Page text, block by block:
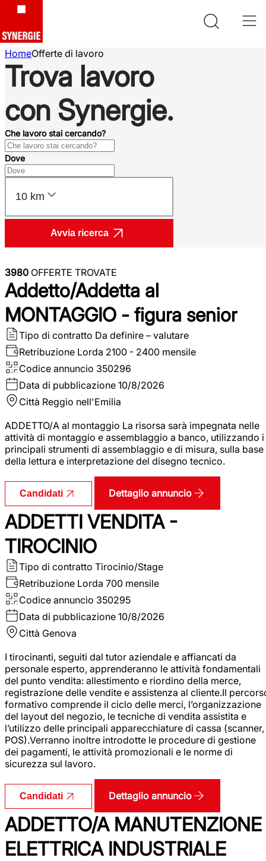
HomeOfferte di lavoro
Trova lavoro
con Synergie.
Che lavoro stai cercando?
Dove
10 km
Avvia ricerca
3980 OFFERTE TROVATE
Addetto/Addetta al
MONTAGGIO - figura senior
Tipo di contratto Da definire – valutare
Retribuzione Lorda 2100 - 2400 mensile
Codice annuncio 350296
Data di pubblicazione 10/8/2026
Città Reggio nell'Emilia
ADDETTO/A al montaggio La risorsa sarà impegnata nelle
attività di montaggio e assemblaggio a banco, utilizzando i
principali strumenti di assemblaggio e di misura, sulla base
della lettura e interpretazione del disegno tecnico.
Candidati Dettaglio annuncio
ADDETTI VENDITA -
TIROCINIO
Tipo di contratto Tirocinio/Stage
Retribuzione Lorda 700 mensile
Codice annuncio 350295
Data di pubblicazione 10/8/2026
Città Genova
I tirocinanti, seguiti dal tutor aziendale e affiancati da
personale esperto, apprenderanno le attività fondamentali
del punto vendita: allestimento e riordino della merce,
registrazione delle vendite e assistenza al cliente.Il
formativo comprende il ciclo delle merci, l’organizzazione
del layout del negozio, le tecniche di vendita assistita e
l’utilizzo delle principali apparecchiature di cassa (scanner,
POS).Verranno inoltre introdotte le procedure di gestione
dei pagamenti, le attività promozionali e le norme di
sicurezza sul lavoro.
Candidati Dettaglio annuncio
ADDETTO/A MANUTENZIONE
ELETTRICA INDUSTRIALE